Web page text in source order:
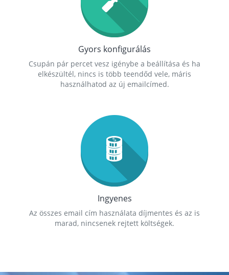
Gyors konfigurálás
Csupán pár percet vesz igénybe a beállítása és ha
elkészültél, nincs is több teendőd vele, máris
használhatod az új emailcímed.
Ingyenes
Az összes email cím használata díjmentes és az is
marad, nincsenek rejtett költségek.